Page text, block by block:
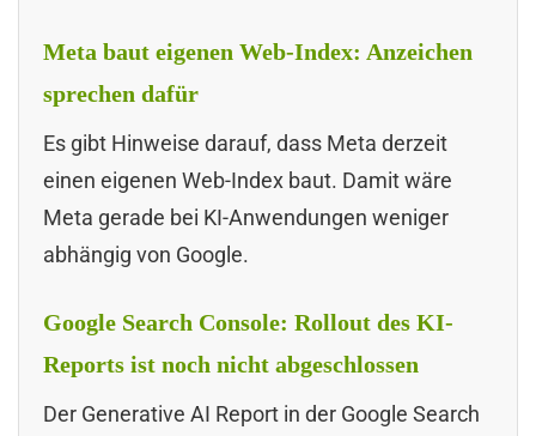
Meta baut eigenen Web-Index: Anzeichen
sprechen dafür
Es gibt Hinweise darauf, dass Meta derzeit
einen eigenen Web-Index baut. Damit wäre
Meta gerade bei KI-Anwendungen weniger
abhängig von Google.
Google Search Console: Rollout des KI-
Reports ist noch nicht abgeschlossen
Der Generative AI Report in der Google Search